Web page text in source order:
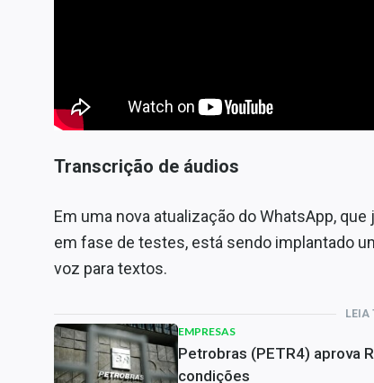
Transcrição de áudios
Em uma nova atualização do WhatsApp,
em fase de testes, está sendo implantado
voz para textos.
LEIA
EMPRESAS
Petrobras (PETR4) aprova
condições